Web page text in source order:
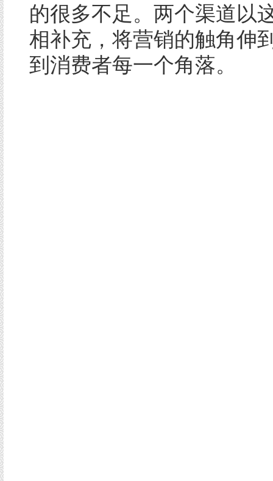
的很多不足。两个渠道以
相补充，将营销的触角伸
到消费者每一个角落。